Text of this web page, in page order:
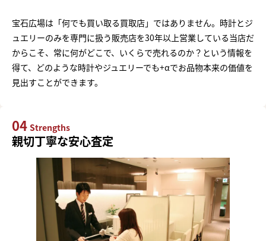
宝石広場は「何でも買い取る買取店」ではありません。時計とジ
ュエリーのみを専門に扱う販売店を30年以上営業している当店だ
からこそ、常に何がどこで、いくらで売れるのか？という情報を
得て、どのような時計やジュエリーでも+αでお品物本来の価値を
見出すことができます。
04 Strengths
親切丁寧な安心査定